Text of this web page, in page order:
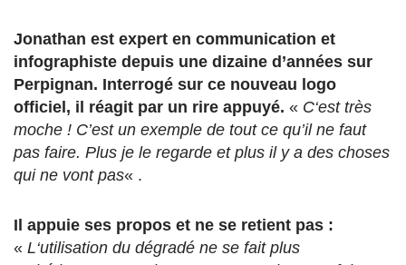
Jonathan est expert en communication et
infographiste depuis une dizaine d’années sur
Perpignan. Interrogé sur ce nouveau logo
officiel, il réagit par un rire appuyé. « C‘est très
moche ! C’est un exemple de tout ce qu’il ne faut
pas faire. Plus je le regarde et plus il y a des choses
qui ne vont pas« .
Il appuie ses propos et ne se retient pas :
« L‘utilisation du dégradé ne se fait plus